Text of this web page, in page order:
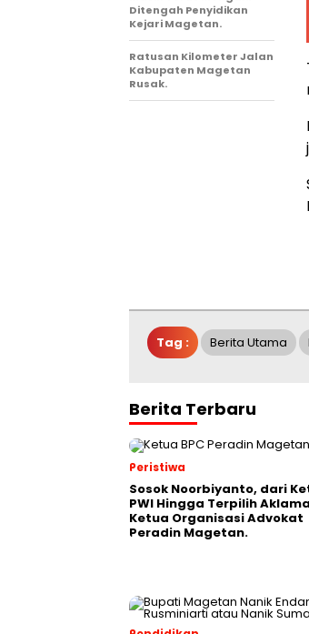
Ditengah Penyidikan
Kejari Magetan.
Ratusan Kilometer Jalan
Kabupaten Magetan
Rusak.
Tag : Berita Utama
Berita Terbaru
Peristiwa
Sosok Noorbiyanto, dari
PWI Hingga Terpilih
Ketua Organisasi Advokat
Peradin Magetan.